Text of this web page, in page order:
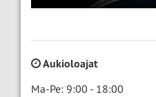
Aukioloajat
Ma-Pe: 9:00 - 18:00